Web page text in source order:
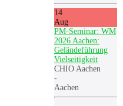
14
Aug
PM-Seminar: WM
2026 Aachen:
Geländeführung
Vielseitigkeit
CHIO Aachen
-
Aachen